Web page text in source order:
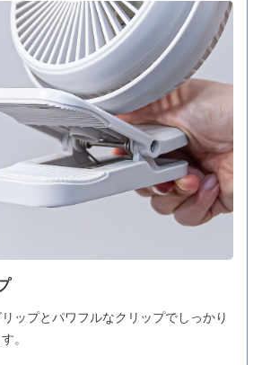
ップとパワフルなクリップでしっかり
。